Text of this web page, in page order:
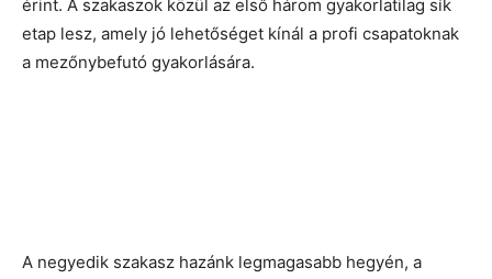
érint. A szakaszok közül az első három gyakorlatilag sík
etap lesz, amely jó lehetőséget kínál a profi csapatoknak
a mezőnybefutó gyakorlására.
A negyedik szakasz hazánk legmagasabb hegyén, a